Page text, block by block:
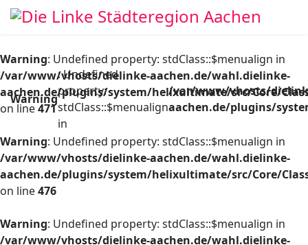
Warning
: Undefined
property:
stdClass::$menualign
in
/var/www/vhosts/
aachen.de/plugins/
Warning: Undefined property: stdClass::$menualign in
/var/www/vhosts/dielinke-aachen.de/wahl.dielinke-
aachen.de/plugins/system/helixultimate/src/Core/
on line471
Warning: Undefined property: stdClass::$menualign in
/var/www/vhosts/dielinke-aachen.de/wahl.dielinke-
aachen.de/plugins/system/helixultimate/src/Core/
on line476
Warning: Undefined property: stdClass::$menualign in
/var/www/vhosts/dielinke-aachen.de/wahl.dielinke-